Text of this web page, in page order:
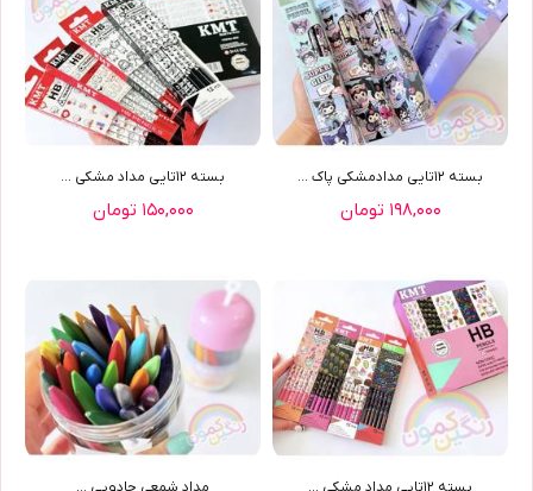
بسته ١٢تايي مدادمشکي پاک ...
۱۹۸,۰۰۰ تومان
بسته ١٢تايي مداد مشکي ...
۱۵۰,۰۰۰ تومان